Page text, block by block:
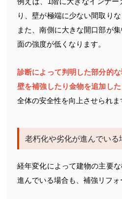
り、壁が極端に少ない間取り
また、南側に大きな開口部が
面の強度が低くなります。
診断によって判明した部分的
壁を補強したり金物を追加し
全体の安全性を向上させられま
老朽化や劣化が進んでいる
経年変化によって建物の主要
進んでいる場合も、補強リフォ